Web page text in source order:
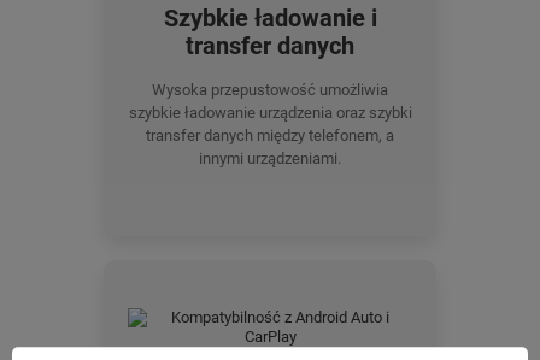
Szybkie ładowanie i
transfer danych
Wysoka przepustowość umożliwia
szybkie ładowanie urządzenia oraz szybki
transfer danych między telefonem, a
innymi urządzeniami.